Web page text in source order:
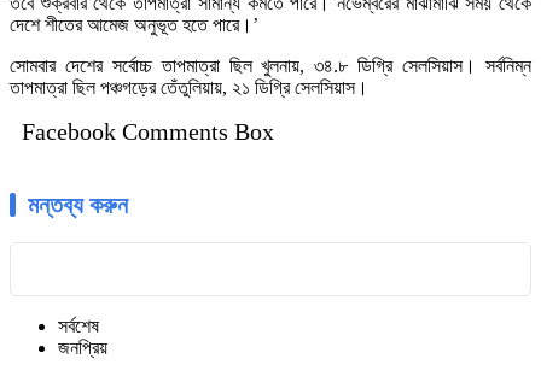
দেশে শীতের আমেজ অনুভূত হতে পারে।’
সোমবার দেশের সর্বোচ্চ তাপমাত্রা ছিল খুলনায়, ৩৪.৮ ডিগ্রি সেলসিয়াস। সর্বনিম্ন
তাপমাত্রা ছিল পঞ্চগড়ের তেঁতুলিয়ায়, ২১ ডিগ্রি সেলসিয়াস।
Facebook Comments Box
মন্তব্য করুন
সর্বশেষ
জনপ্রিয়